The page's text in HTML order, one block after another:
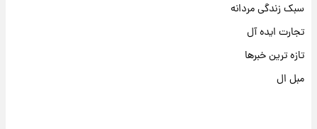
سبک زندگی مردانه
تجارت ایده آل
تازه ترین خبرها
مبل ال